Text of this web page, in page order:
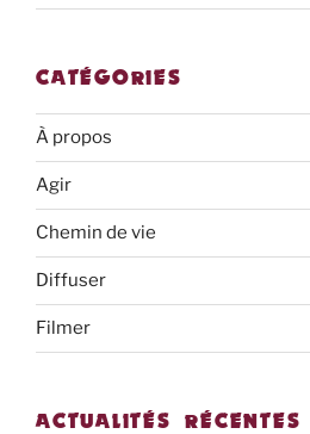
CATÉGORIES
À propos
Agir
Chemin de vie
Diffuser
Filmer
ACTUALITÉS RÉCENTES